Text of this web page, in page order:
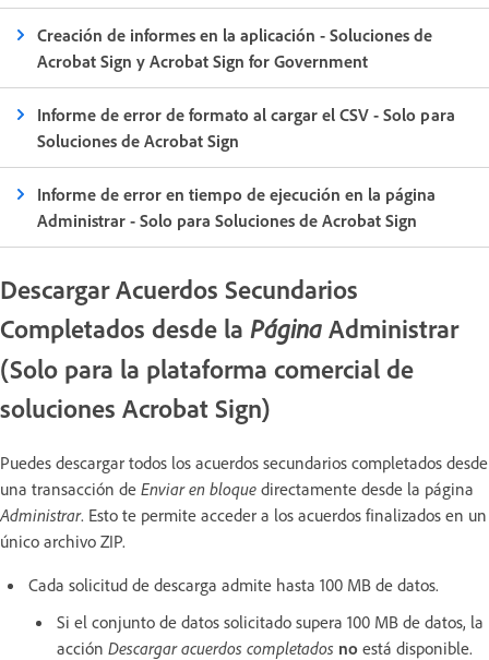
Creación de informes en la aplicación - Soluciones de
Acrobat Sign y Acrobat Sign for Government
Informe de error de formato al cargar el CSV - Solo para
Soluciones de Acrobat Sign
Informe de error en tiempo de ejecución en la página
Administrar - Solo para Soluciones de Acrobat Sign
Descargar Acuerdos Secundarios
Completados desde la Página Administrar
(Solo para la plataforma comercial de
soluciones Acrobat Sign)
Puedes descargar todos los acuerdos secundarios completados desde
una transacción de Enviar en bloque directamente desde la página
Administrar. Esto te permite acceder a los acuerdos finalizados en un
único archivo ZIP.
Cada solicitud de descarga admite hasta 100 MB de datos.
Si el conjunto de datos solicitado supera 100 MB de datos, la
acción Descargar acuerdos completados no está disponible.